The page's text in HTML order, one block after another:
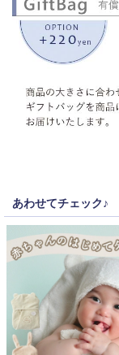
あわせてチェック♪